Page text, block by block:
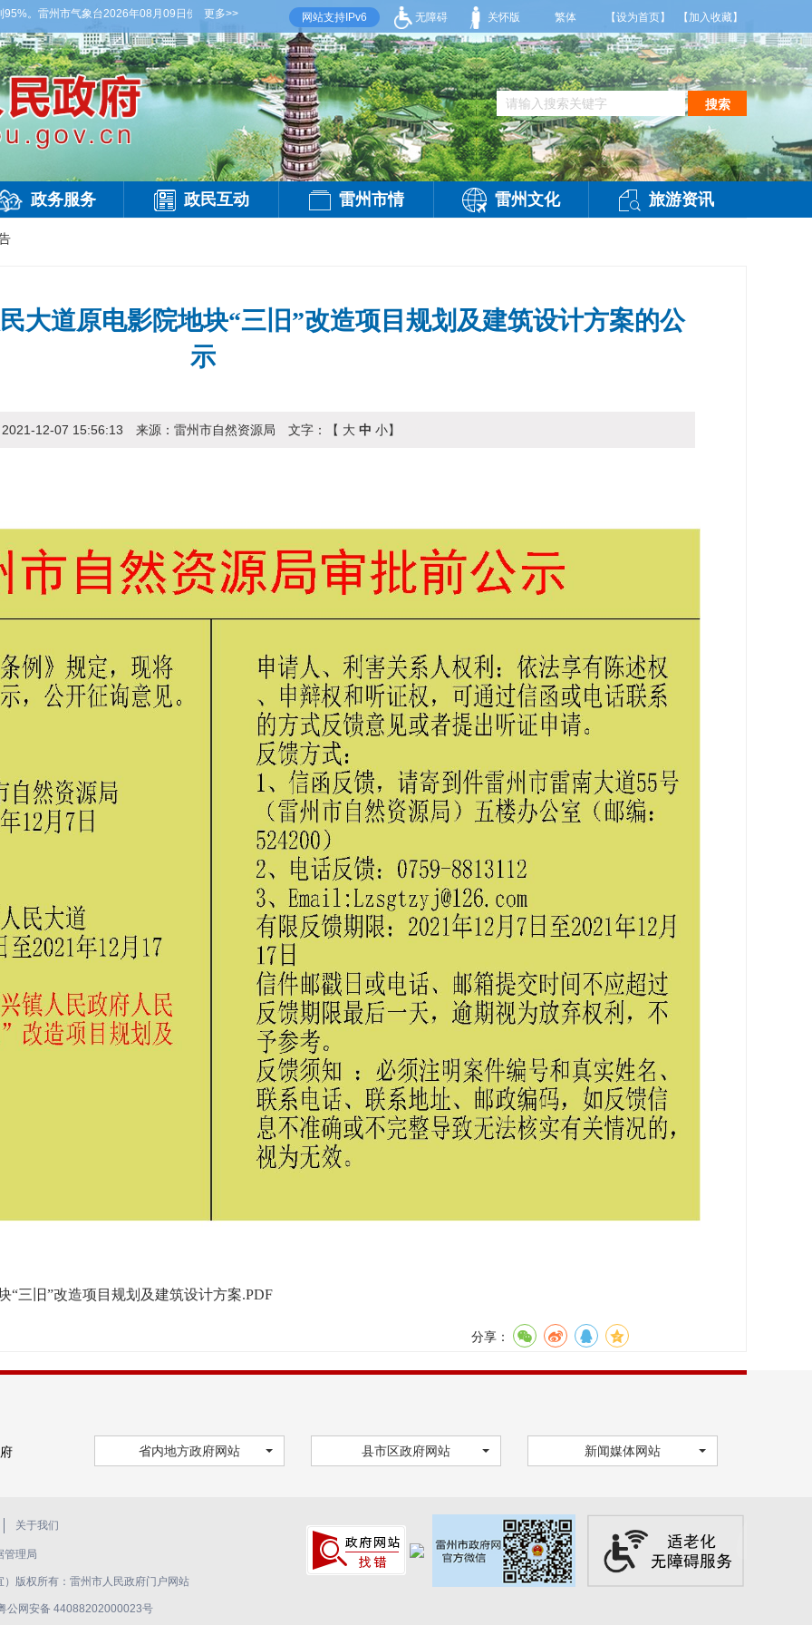
。雷州市气象台2026年08月09日傍晚发布【雷州晚间天气】今晚到明天白天，多云间晴，有雷阵雨，偏西风3级，气温27到36度，相对湿度55%到95%。雷州市气
更多>> 网站支持IPv6 无障碍 关怀版 繁体 【设为首页】 【加入收藏】
搜索
政务服务 政民互动 雷州市情 雷州文化 旅游资讯
大道原电影院地块“三旧”改造项目规划及建筑设计方案的公
示
2021-12-07 15:56:13 来源： 雷州市自然资源局 文字：【 大 中 小】
“三旧”改造项目规划及建筑设计方案.PDF
分享：
省内地方政府网站 县市区政府网站 新闻媒体网站
关于我们
管理局
版权所有：雷州市人民政府门户网站
公网安备 44088202000023号